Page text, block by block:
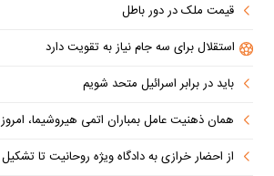
قیمت ملک در دور باطل
استقلال برای سه جام نیاز به تقویت دارد
باید در برابر اسرائیل متحد شویم
همان ذهنیت عامل بمباران اتمی هیروشیما، امروز در واشنگتن حاکم است
از احضار خرازی به دادگاه ویژه روحانیت تا تشکیل ۷۰۰ پرونده تعهدات ارزی